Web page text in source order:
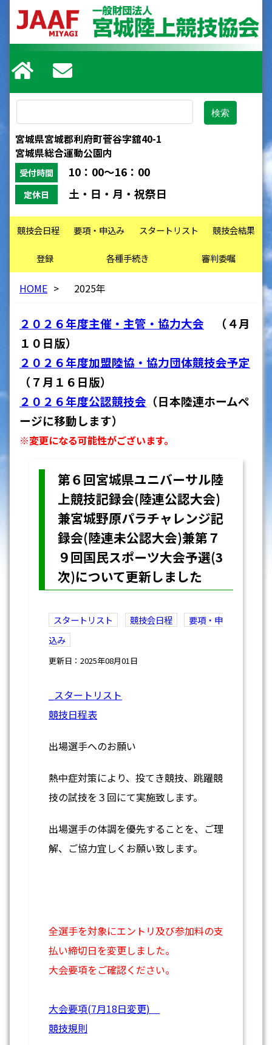
宮城県宮城郡利府町菅谷字舘40-1
宮城県総合運動公園内
受付時間 10：00～16：00
定休日 土・日・月・祝祭日
競技会日程 要項・申込み スタートリスト 競技会結果
登録 各種手続き 審判委嘱
HOME > 2025年
２０２６年度主催・主管・協力大会 （４月
１０日版）
２０２６年度加盟陸協・協力団体競技会予定
（７月１６日版）
２０２６年度公認競技会 （日本陸連ホームペ
ージに移動します）
※変更になる可能性がございます。
第６回宮城県ユニバーサル陸
上競技記録会(陸連公認大会)
兼宮城野原パラチャレンジ記
録会(陸連未公認大会)兼第７
９回国民スポーツ大会予選(3
次)について更新しました
スタートリスト 競技会日程
要項・申
込み
更新日：2025年08月01日
_スタートリスト
競技日程表
出場選手へのお願い
熱中症対策により、投てき競技、跳躍競
技の試技を３回にて実施致します。
出場選手の体調を優先することを、ご理
解、ご協力宜しくお願い致します。
全選手を対象にエントリ及び参加料の支
払い締切日を変更しました。
大会要項をご確認ください。
大会要項(7月18日変更)
競技規則